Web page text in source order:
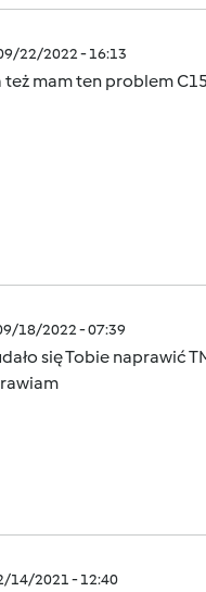
22/2022 - 16:13
też mam ten problem
18/2022 - 07:39
się Tobie naprawić
14/2021 - 12:40